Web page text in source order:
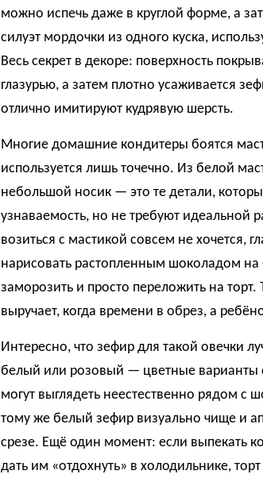
можно испечь даже в круглой форме, а
силуэт мордочки из одного куска,
Весь секрет в декоре: поверхность
глазурью, а затем плотно усаживается
отлично имитируют кудрявую шерсть.
Многие домашние кондитеры боятся
используется лишь точечно. Из белой
небольшой носик — это те детали,
узнаваемость, но не требуют идеальной
возиться с мастикой совсем не хочется,
нарисовать растопленным шоколадом на
заморозить и просто переложить на торт.
выручает, когда времени в обрез, а
Интересно, что зефир для такой овечки
белый или розовый — цветные варианты
могут выглядеть неестественно рядом
тому же белый зефир визуально чище и
срезе. Ещё один момент: если выпекать
дать им «отдохнуть» в холодильнике, торт